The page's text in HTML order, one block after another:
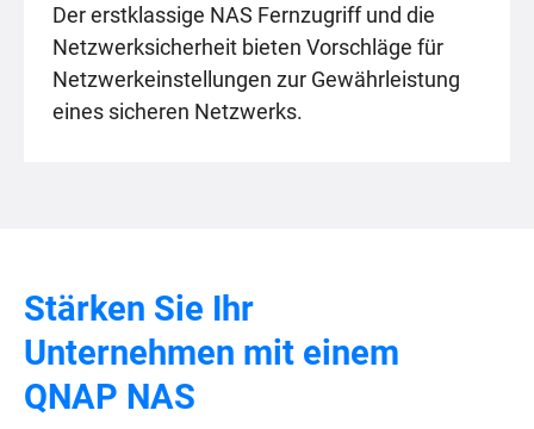
Der erstklassige NAS Fernzugriff und die
Netzwerksicherheit bieten Vorschläge für
Netzwerkeinstellungen zur Gewährleistung
eines sicheren Netzwerks.
Stärken Sie Ihr
Unternehmen mit einem
QNAP NAS